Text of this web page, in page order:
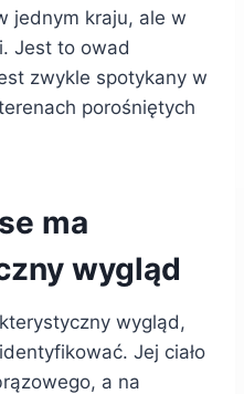
jednym kraju, ale w
Jest to owad
zwykle spotykany w
porośniętych
ma
wygląd
wygląd,
Jej ciało
a na